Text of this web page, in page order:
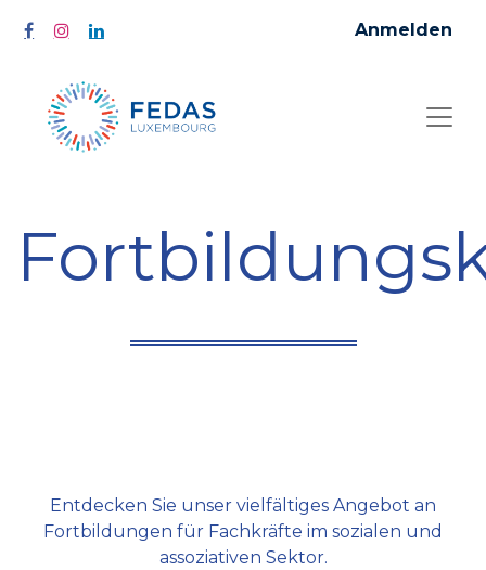
Anmelden
Entdecken Sie unser vielfältiges Angebot an
Fortbildungen für Fachkräfte im sozialen und
assoziativen Sektor.